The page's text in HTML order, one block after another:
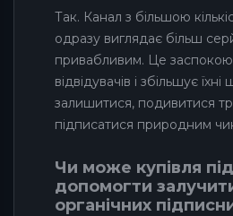
Так. Канал з більшою
одразу виглядає більш
привабливим. Це
відвідувачів і збільшує
залишитися, подивитися
підписатися природним
Чи може купівля
допомогти
органічних